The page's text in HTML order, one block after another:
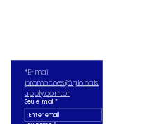
promocoes@globals
upply.com.br
Seu e-mail *